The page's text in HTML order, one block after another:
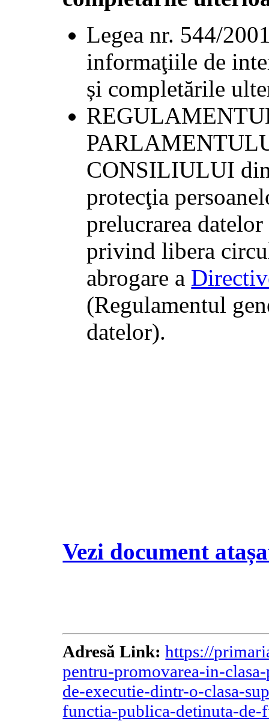
Legea nr. 544/
informaţiile de
și completările
CONSILIULUI
protecţia
prelucrarea
privind libera
abrogare a
(Regulamentul
datelor).
Vezi document
Adresă Link: https://
pentru-promovarea-in-
de-executie-dintr-o-clasa-
functia-publica-detinuta-